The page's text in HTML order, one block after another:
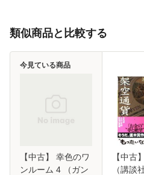
類似商品と比較する
【中古】 幸色のワ
ンルーム 4 （ガン
今見ている商品
【中古
（講談